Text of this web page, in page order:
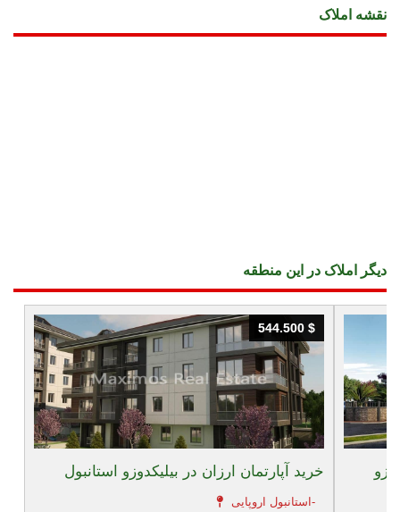
نقشه املاک
دیگر املاک در این منطقه
خرید آپارتمان ارزان در بیلیکدوزو استانبول
استانبول اروپایی-
544.500 $
544.500 $